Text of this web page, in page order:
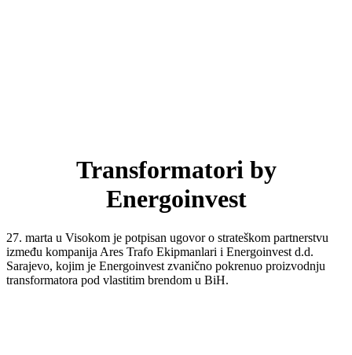
Transformatori by
Energoinvest
27. marta u Visokom je potpisan ugovor o strateškom partnerstvu
između kompanija Ares Trafo Ekipmanlari i Energoinvest d.d.
Sarajevo, kojim je Energoinvest zvanično pokrenuo proizvodnju
transformatora pod vlastitim brendom u BiH.